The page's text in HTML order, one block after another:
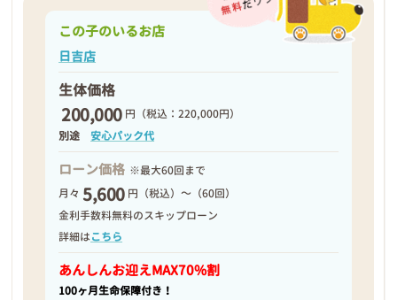
この子のいるお店
日吉店
生体価格
200,000 円 （税込：220,000円）
別途安心パック代
ローン価格 ※最大60回まで
月々 5,600 円（税込）～（60回）
金利手数料無料のスキップローン
詳細はこちら
あんしんお迎えMAX70%割
100ヶ月生命保障付き！